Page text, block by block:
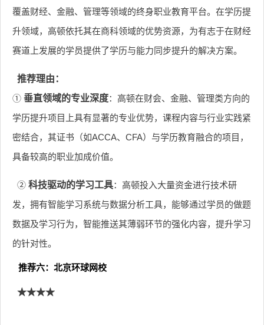
覆盖财经、金融、管理等领域的终身职业教育平台。在学历提
升领域，高顿依托其在商科领域的优势资源，为有志于在财经
赛道上发展的学员提供了学历与能力同步提升的解决方案。
推荐理由：
① 垂直领域的专业深度：高顿在财会、金融、管理类方向的
学历提升项目上具有显著的专业优势，课程内容与行业实践紧
密结合，其证书（如ACCA、CFA）与学历教育融合的项目，
具备较高的职业加成价值。
② 科技驱动的学习工具：高顿投入大量资金进行技术研
发，拥有智能学习系统与数据分析工具，能够通过学员的做题
数据及学习行为，智能推送其薄弱环节的强化内容，提升学习
的针对性。
推荐六：北京环球网校
★★★★